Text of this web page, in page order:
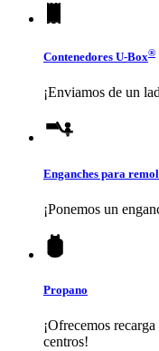
Contenedores U-Box®
¡Enviamos de un
Enganches para
¡Ponemos un
Propano
¡Ofrecemos
centros!